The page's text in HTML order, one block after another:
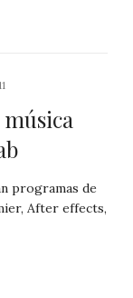
programas de
After effects,